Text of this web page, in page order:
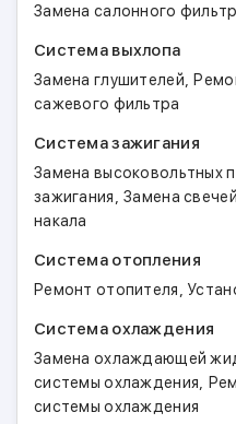
Замена салонного
Система выхлопа
Замена глушителей,
сажевого фильтра
Система зажигания
Замена высоковольтных
зажигания,Замена
накала
Система отопления
Ремонт отопителя,
Система охлаждения
Замена охлаждающей
системы охлаждения,
системы охлаждения